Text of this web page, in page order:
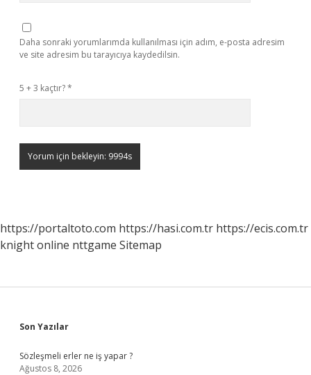
Daha sonraki yorumlarımda kullanılması için adım, e-posta adresim
ve site adresim bu tarayıcıya kaydedilsin.
5 + 3 kaçtır?*
https://portaltoto.com https://hasi.com.tr https://ecis.com.tr
knight online nttgame Sitemap
Sidebar
Son Yazılar
Sözleşmeli erler ne iş yapar ?
Ağustos 8, 2026